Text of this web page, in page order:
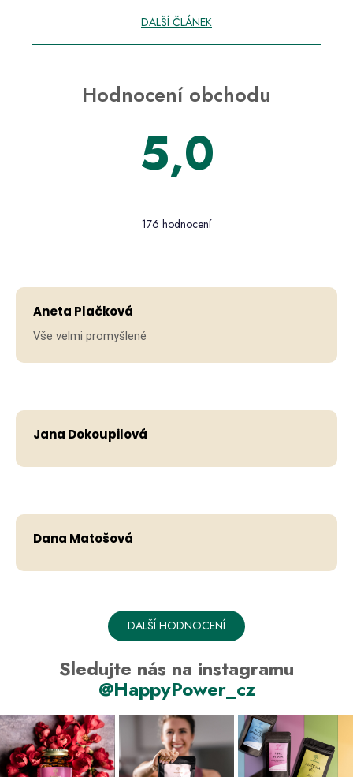
DALŠÍ ČLÁNEK
Hodnocení obchodu
5,0
obchodu
hvězdiček.
176 hodnocení
Aneta Plačková
Vše velmi promyšlené
Jana Dokoupilová
Dana Matošová
DALŠÍ HODNOCENÍ
Sledujte nás na instagramu
@HappyPower_cz